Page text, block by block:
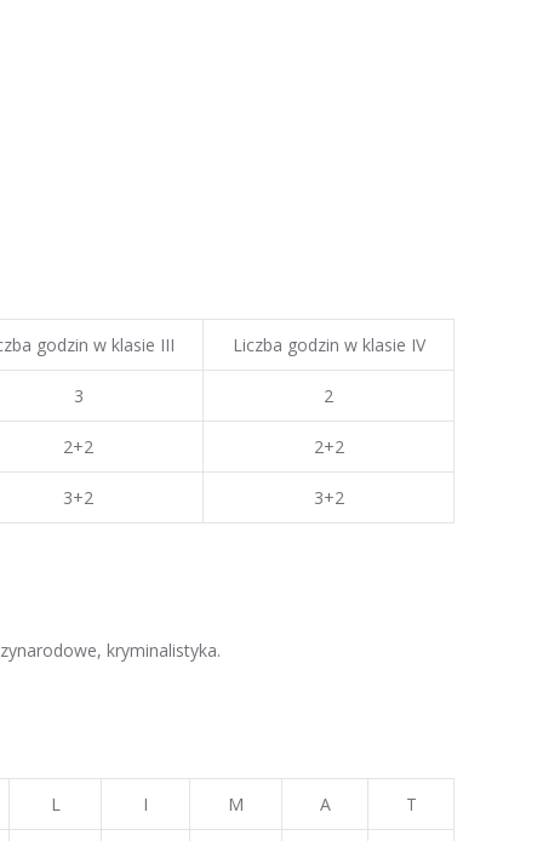
godzin w klasie III Liczba godzin w klasie IV
3 2
2+2 2+2
3+2 3+2
kryminalistyka.
L I M A T